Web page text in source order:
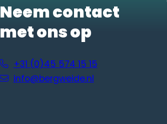
Neem contact
met ons op
+31 (0)45 574 15 15
info@bergweide.nl